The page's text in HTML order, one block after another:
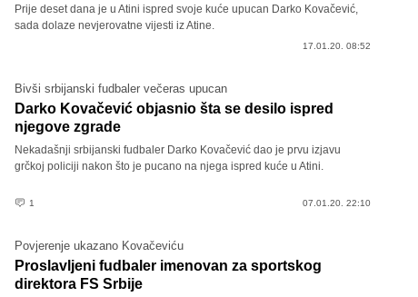
Prije deset dana je u Atini ispred svoje kuće upucan Darko Kovačević,
sada dolaze nevjerovatne vijesti iz Atine.
17.01.20. 08:52
Bivši srbijanski fudbaler večeras upucan
Darko Kovačević objasnio šta se desilo ispred
njegove zgrade
Nekadašnji srbijanski fudbaler Darko Kovačević dao je prvu izjavu
grčkoj policiji nakon što je pucano na njega ispred kuće u Atini.
1 07.01.20. 22:10
Povjerenje ukazano Kovačeviću
Proslavljeni fudbaler imenovan za sportskog
direktora FS Srbije